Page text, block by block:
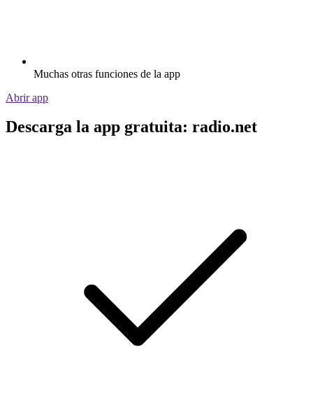
Muchas otras funciones de la app
Abrir app
Descarga la app gratuita: radio.net